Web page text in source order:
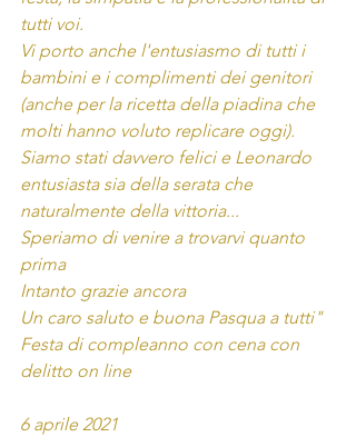
tutti voi.
Vi porto anche l'entusiasmo di tutti i
bambini e i complimenti dei genitori
(anche per la ricetta della piadina che
molti hanno voluto replicare oggi).
Siamo stati davvero felici e Leonardo
entusiasta sia della serata che
naturalmente della vittoria...
Speriamo di venire a trovarvi quanto
prima
Intanto grazie ancora
Un caro saluto e buona Pasqua a tutti"
Festa di compleanno con cena con
delitto on line
6 aprile 2021